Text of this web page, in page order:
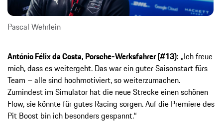
Pascal Wehrlein
António Félix da Costa, Porsche-Werksfahrer (#13): „Ich freue
mich, dass es weitergeht. Das war ein guter Saisonstart fürs
Team – alle sind hochmotiviert, so weiterzumachen.
Zumindest im Simulator hat die neue Strecke einen schönen
Flow, sie könnte für gutes Racing sorgen. Auf die Premiere des
Pit Boost bin ich besonders gespannt.“